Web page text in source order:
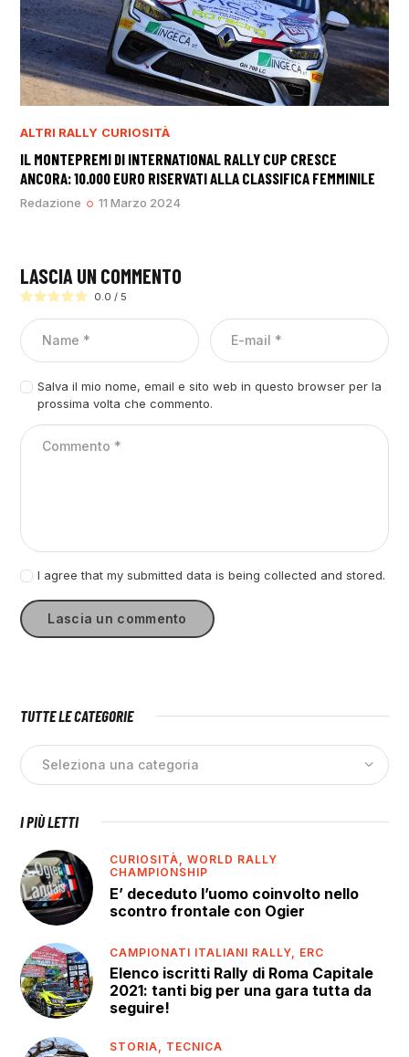
ALTRI RALLY CURIOSITÀ
IL MONTEPREMI DI INTERNATIONAL RALLY CUP CRESCE
ANCORA: 10.000 EURO RISERVATI ALLA CLASSIFICA FEMMINILE
Redazione 11 Marzo 2024
LASCIA UN COMMENTO
0.0 / 5
Salva il mio nome, email e sito web in questo browser per la
prossima volta che commento.
I agree that my submitted data is being collected and stored.
TUTTE LE CATEGORIE
I PIÙ LETTI
CURIOSITÀ,WORLD RALLY
CHAMPIONSHIP
E’ deceduto l’uomo coinvolto nello
scontro frontale con Ogier
CAMPIONATI ITALIANI RALLY, ERC
Elenco iscritti Rally di Roma Capitale
2021: tanti big per una gara tutta da
seguire!
STORIA, TECNICA